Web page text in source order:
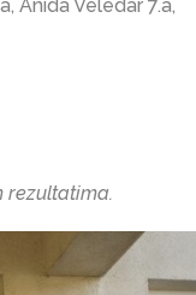
Anida Veledar 7.a,
rezultatima.